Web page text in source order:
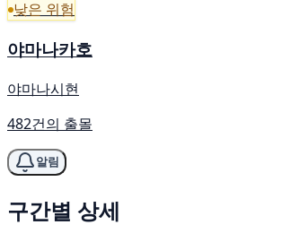
낮은 위험
야마나카호
야마나시현
482건의 출몰
알림
구간별 상세